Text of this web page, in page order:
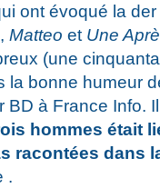
ont évoqué la
, Matteo et Une
(une
la bonne humeur
BD à France Info.
hommes était
racontées dans
.